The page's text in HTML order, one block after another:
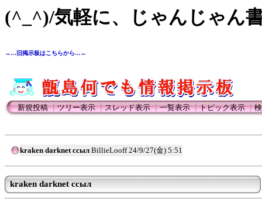
(^_^)/気軽に、じゃんじゃん
→…旧掲示板はこちらから…←
新規投稿┃ツリー表示┃スレッド表示┃一覧表示┃トピック表示┃
kraken darknet ссыл BillieLooff 24/9/27(金) 5:51
kraken darknet ссыл